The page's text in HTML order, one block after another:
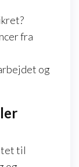
fra
og
til